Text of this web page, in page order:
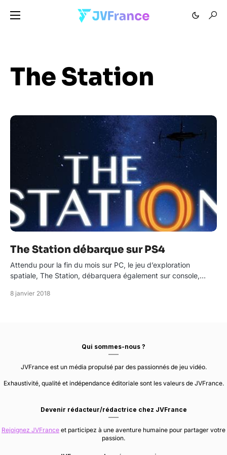
The Station
The Station débarque sur PS4
Attendu pour la fin du mois sur PC, le jeu d’exploration
spatiale, The Station, débarquera également sur console,…
8 janvier 2018
Qui sommes-nous ?
JVFrance est un média propulsé par des passionnés de jeu vidéo.
Exhaustivité, qualité et indépendance éditoriale sont les valeurs de JVFrance.
Devenir rédacteur/rédactrice chez JVFrance
Rejoignez JVFrance et participez à une aventure humaine pour partager votre
passion.